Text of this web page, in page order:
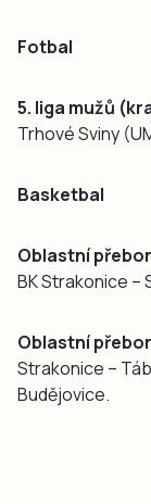
Fotbal
5. liga mužů
Trhové Sviny
Basketbal
Oblastní
BK Strakonice –
Oblastní
Strakonice –
Budějovice.